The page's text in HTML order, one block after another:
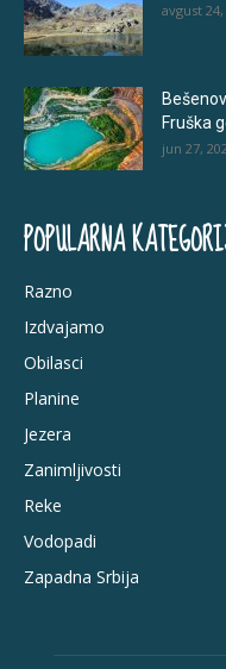
avgust 24,
Fruška
jun 27,
POPULARNA
Razno
Izdvajamo
Obilasci
Planine
Jezera
Zanimljivosti
Reke
Vodopadi
Zapadna Srbija